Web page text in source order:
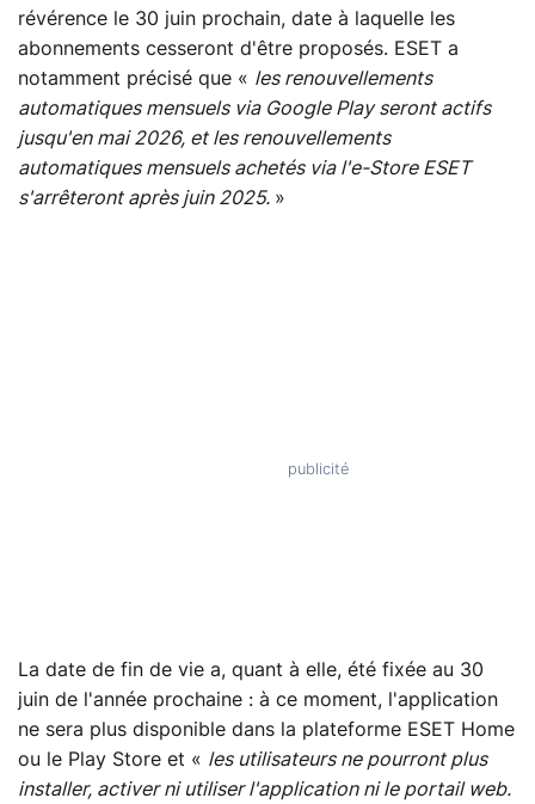
révérence le 30 juin prochain, date à laquelle les
abonnements cesseront d'être proposés. ESET a
notamment précisé que « les renouvellements
automatiques mensuels via Google Play seront actifs
jusqu'en mai 2026, et les renouvellements
automatiques mensuels achetés via l'e-Store ESET
s'arrêteront après juin 2025. »
La date de fin de vie a, quant à elle, été fixée au 30
juin de l'année prochaine : à ce moment, l'application
ne sera plus disponible dans la plateforme ESET Home
ou le Play Store et « les utilisateurs ne pourront plus
installer, activer ni utiliser l'application ni le portail web.